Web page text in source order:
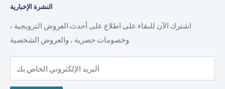
يضمن Okka.QA الجودة والقدرة على تحمل التكاليف والراحة.
عبر الإنترنت أسهل للعملاء عبر
سياسة الاسترداد
شروط الخدمة
سياسة الشحن
النشرة الإخبارية
اشترك الآن للبقاء على اطلاع على أحدث العروض الترويجية ،
وخصومات حصرية ، والعروض الشخصية
البريد الإلكتروني الخاص بك